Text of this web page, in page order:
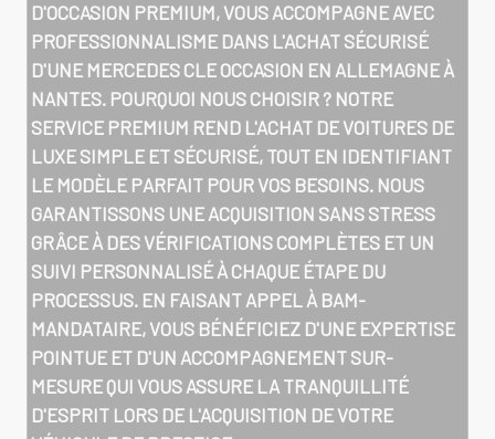
D'OCCASION PREMIUM, VOUS ACCOMPAGNE AVEC
PROFESSIONNALISME DANS L'ACHAT SÉCURISÉ
D'UNE MERCEDES CLE OCCASION EN ALLEMAGNE À
NANTES. POURQUOI NOUS CHOISIR ? NOTRE
SERVICE PREMIUM REND L'ACHAT DE VOITURES DE
LUXE SIMPLE ET SÉCURISÉ, TOUT EN IDENTIFIANT
LE MODÈLE PARFAIT POUR VOS BESOINS. NOUS
GARANTISSONS UNE ACQUISITION SANS STRESS
GRÂCE À DES VÉRIFICATIONS COMPLÈTES ET UN
SUIVI PERSONNALISÉ À CHAQUE ÉTAPE DU
PROCESSUS. EN FAISANT APPEL À BAM-
MANDATAIRE, VOUS BÉNÉFICIEZ D'UNE EXPERTISE
POINTUE ET D'UN ACCOMPAGNEMENT SUR-
MESURE QUI VOUS ASSURE LA TRANQUILLITÉ
D'ESPRIT LORS DE L'ACQUISITION DE VOTRE